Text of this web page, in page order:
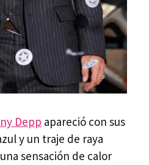
Depp apareció con sus
y un traje de raya
sensación de calor